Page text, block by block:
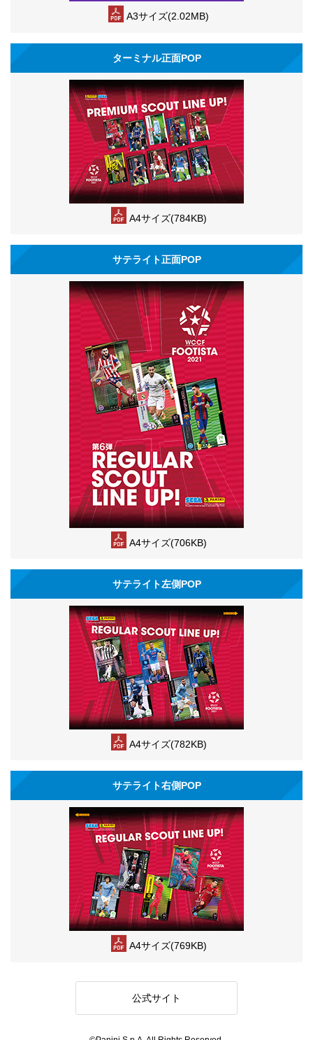
A3サイズ(2.02MB)
ターミナル正面POP
A4サイズ(784KB)
サテライト正面POP
A4サイズ(706KB)
サテライト左側POP
A4サイズ(782KB)
サテライト右側POP
A4サイズ(769KB)
公式サイト